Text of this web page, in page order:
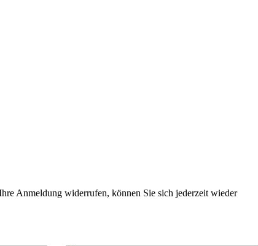
Anmeldung widerrufen, können Sie sich jederzeit wieder